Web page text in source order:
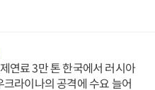
연료 3만 톤 한국에서 러시아
라이나의 공격에 수요 늘어